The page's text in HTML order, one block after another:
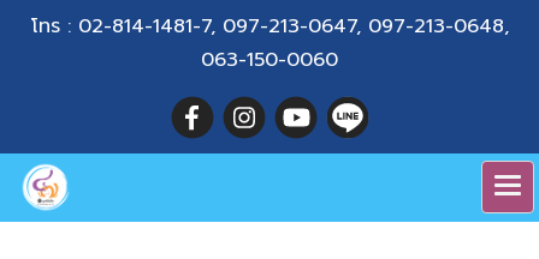
โทร : 02-814-1481-7, 097-213-0647, 097-213-0648,
063-150-0060